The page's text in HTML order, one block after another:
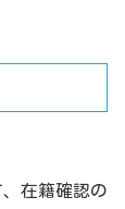
在籍確認の